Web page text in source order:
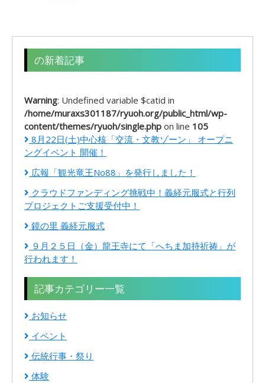
の新着記事
Warning: Undefined variable $catid in
/home/muraxs301187/ryuoh.org/public_html/wp-
content/themes/ryuoh/single.php on line 105
8月22日(土)中心核「交流・文教ゾーン」 オープニ
ングイベント 開催！
広報「観光竜王No88」を発行しました！
クラウドファンディング挑戦中！義経元服式と行列
プロジェクトご支援受付中！
鏡の里 義経元服式
９月２５日（金）龍王寺にて「へちま加持祈祷」が
行われます！
記事カテゴリー一覧
お知らせ
イベント
伝統行事・祭り
体験